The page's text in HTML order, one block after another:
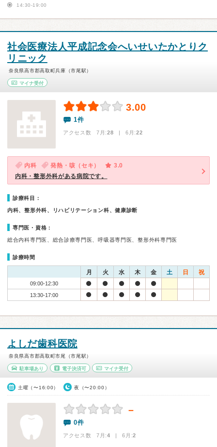
14:30-19:00
社会医療法人平成記念会へいせいたかとりク
リニック
奈良県高市郡高取町兵庫（市尾駅）
マイナ受付
3.00
1件
アクセス数 7月:28 | 6月:22
内科 発熱・咳（セキ）
3.0
内科・整形外科がある病院です。
診療科目：
内科、整形外科、リハビリテーション科、健康診断
専門医・資格：
総合内科専門医、総合診療専門医、呼吸器専門医、整形外科専門医
診療時間
月 火 水 木 金 土 日 祝
09:00-12:30
13:30-17:00
よしだ歯科医院
奈良県高市郡高取町市尾（市尾駅）
駐車場あり 電子決済可 マイナ受付
土曜（〜16:00） 夜（〜20:00）
－
0件
アクセス数 7月:4 | 6月:2